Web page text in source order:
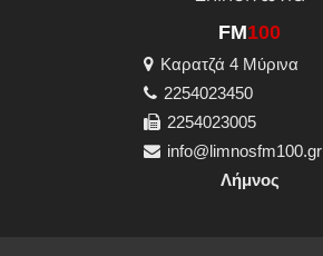
FM100
Καρατζά 4 Μύρινα
2254023450
2254023005
info@limnosfm100.gr
Λήμνος